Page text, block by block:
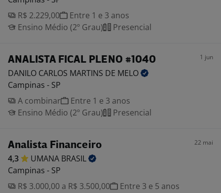
R$ 2.229,00
Entre 1 e 3 anos
Ensino Médio (2º Grau)
Presencial
ANALISTA FICAL PLENO #1040 1 jun
DANILO CARLOS MARTINS DE MELO
Campinas - SP
A combinar
Entre 1 e 3 anos
Ensino Médio (2º Grau)
Presencial
Analista Financeiro 22 mai
4,3 UMANA BRASIL
Campinas - SP
R$ 3.000,00 a R$ 3.500,00
Entre 3 e 5 anos